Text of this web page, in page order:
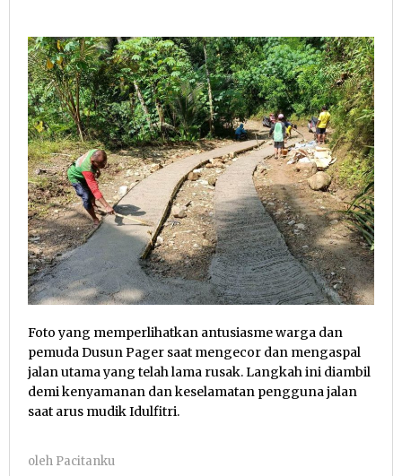
Foto yang memperlihatkan antusiasme warga dan
pemuda Dusun Pager saat mengecor dan mengaspal
jalan utama yang telah lama rusak. Langkah ini diambil
demi kenyamanan dan keselamatan pengguna jalan
saat arus mudik Idulfitri.
oleh Pacitanku